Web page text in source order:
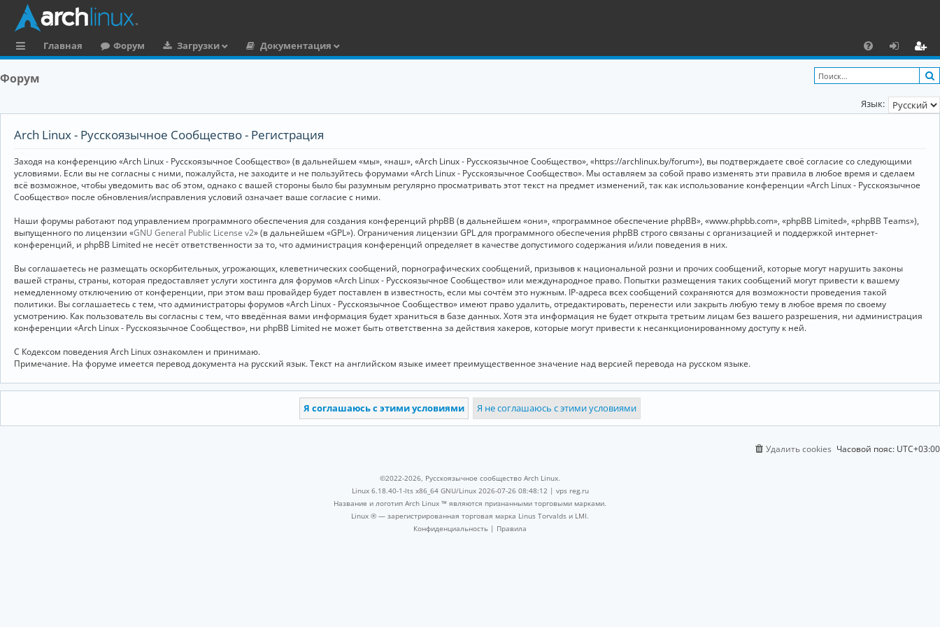
ы
к
Главная Форум Загрузки
Документация
F
A
Q
х
о
д
ег
и
ст
и
Форум
Язык:
Arch Linux - Русскоязычное Сообщество - Регистрация
Заходя на конференцию «Arch Linux - Русскоязычное Сообщество» (в дальнейшем «мы», «наш», «Arch Linux - Русскоязычное Сообщество», «https://archlinux.by/forum»), вы подтверждаете своё согласие со следующими
условиями. Если вы не согласны с ними, пожалуйста, не заходите и не пользуйтесь форумами «Arch Linux - Русскоязычное Сообщество». Мы оставляем за собой право изменять эти правила в любое время и сделаем
всё возможное, чтобы уведомить вас об этом, однако с вашей стороны было бы разумным регулярно просматривать этот текст на предмет изменений, так как использование конференции «Arch Linux - Русскоязычное
Сообщество» после обновления/исправления условий означает ваше согласие с ними.
Наши форумы работают под управлением программного обеспечения для создания конференций phpBB (в дальнейшем «они», «программное обеспечение phpBB», «www.phpbb.com», «phpBB Limited», «phpBB Teams»),
выпущенного по лицензии «GNU General Public License v2» (в дальнейшем «GPL»). Ограничения лицензии GPL для программного обеспечения phpBB строго связаны с организацией и поддержкой интернет-
конференций, и phpBB Limited не несёт ответственности за то, что администрация конференций определяет в качестве допустимого содержания и/или поведения в них.
Вы соглашаетесь не размещать оскорбительных, угрожающих, клеветнических сообщений, порнографических сообщений, призывов к национальной розни и прочих сообщений, которые могут нарушить законы
вашей страны, страны, которая предоставляет услуги хостинга для форумов «Arch Linux - Русскоязычное Сообщество» или международное право. Попытки размещения таких сообщений могут привести к вашему
немедленному отключению от конференции, при этом ваш провайдер будет поставлен в известность, если мы сочтём это нужным. IP-адреса всех сообщений сохраняются для возможности проведения такой
политики. Вы соглашаетесь с тем, что администраторы форумов «Arch Linux - Русскоязычное Сообщество» имеют право удалить, отредактировать, перенести или закрыть любую тему в любое время по своему
усмотрению. Как пользователь вы согласны с тем, что введённая вами информация будет храниться в базе данных. Хотя эта информация не будет открыта третьим лицам без вашего разрешения, ни администрация
конференции «Arch Linux - Русскоязычное Сообщество», ни phpBB Limited не может быть ответственна за действия хакеров, которые могут привести к несанкционированному доступу к ней.
С Кодексом поведения Arch Linux ознакомлен и принимаю.
Примечание. На форуме имеется перевод документа на русский язык. Текст на английском языке имеет преимущественное значение над версией перевода на русском языке.
Часовой пояс: UTC+03:00
Удалить cookies
©2022-2026, Русскоязычное сообщество Arch Linux.
Linux 6.18.40-1-lts x86_64 GNU/Linux 2026-07-26 08:48:12 | vps reg.ru
Название и логотип Arch Linux ™ являются признанными торговыми марками.
Linux ® — зарегистрированная торговая марка Linus Torvalds и LMI.
Конфиденциальность | Правила